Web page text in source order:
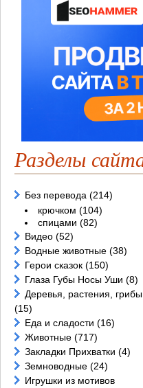
Разделы
Без перевода (214)
крючком (104)
спицами (82)
Видео (52)
Водные животные (38)
Герои сказок (150)
Глаза Губы Носы Уши (8)
Деревья, растения, грибы
(15)
Еда и сладости (16)
Животные (717)
Закладки Прихватки (4)
Земноводные (24)
Игрушки из мотивов